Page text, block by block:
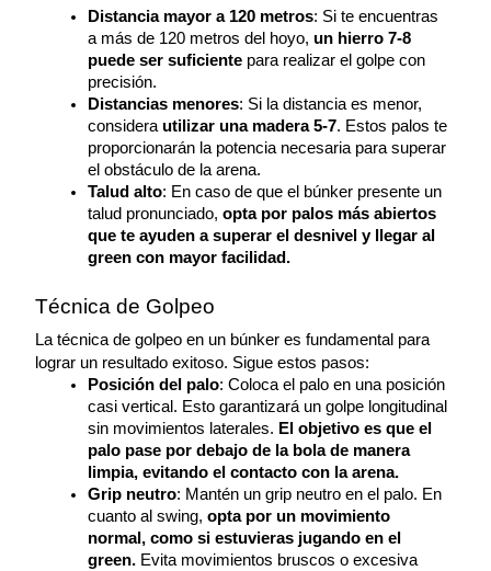
Distancia mayor a 120 metros: Si te encuentras
a más de 120 metros del hoyo, un hierro 7-8
puede ser suficiente para realizar el golpe con
precisión.
Distancias menores: Si la distancia es menor,
considera utilizar una madera 5-7. Estos palos te
proporcionarán la potencia necesaria para superar
el obstáculo de la arena.
Talud alto: En caso de que el búnker presente un
talud pronunciado, opta por palos más abiertos
que te ayuden a superar el desnivel y llegar al
green con mayor facilidad.
Técnica de Golpeo
La técnica de golpeo en un búnker es fundamental para
lograr un resultado exitoso. Sigue estos pasos:
Posición del palo: Coloca el palo en una posición
casi vertical. Esto garantizará un golpe longitudinal
sin movimientos laterales. El objetivo es que el
palo pase por debajo de la bola de manera
limpia, evitando el contacto con la arena.
Grip neutro: Mantén un grip neutro en el palo. En
cuanto al swing, opta por un movimiento
normal, como si estuvieras jugando en el
green. Evita movimientos bruscos o excesiva